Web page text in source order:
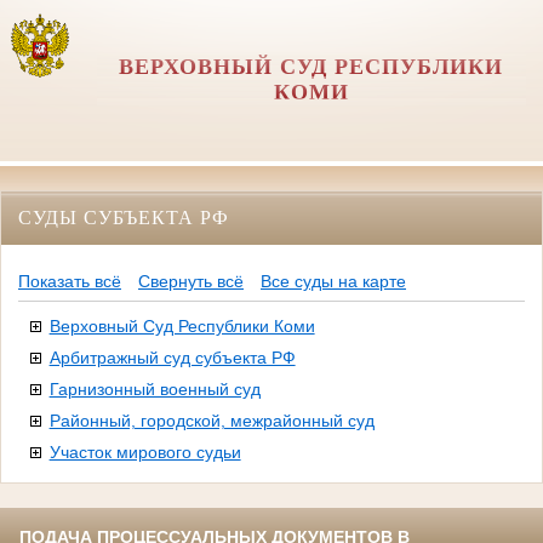
ВЕРХОВНЫЙ СУД РЕСПУБЛИКИ
КОМИ
СУДЫ СУБЪЕКТА РФ
Показать всё Свернуть всё Все суды на карте
Верховный Суд Республики Коми
Арбитражный суд субъекта РФ
Гарнизонный военный суд
Районный, городской, межрайонный суд
Участок мирового судьи
ПОДАЧА ПРОЦЕССУАЛЬНЫХ ДОКУМЕНТОВ В